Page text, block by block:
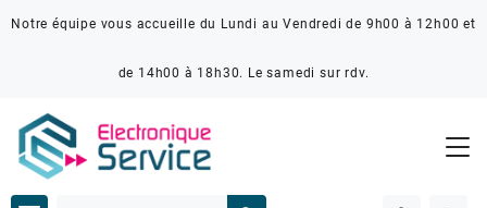
Notre équipe vous accueille du Lundi au Vendredi de 9h00 à 12h00 et
de 14h00 à 18h30. Le samedi sur rdv.